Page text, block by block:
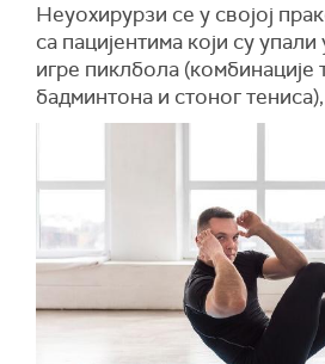
Неуохирурзи се у својој
са пацијентима који су
игре пиклбола (комбинације
бадминтона и стоног